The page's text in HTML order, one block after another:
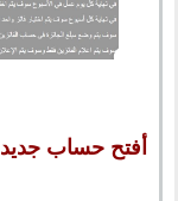
أفتح حساب